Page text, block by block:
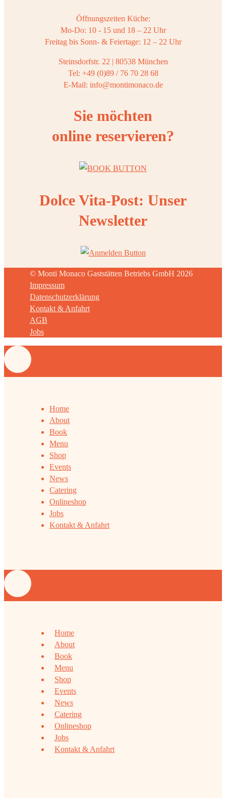
Öffnungszeiten Küche:
Mo-Do: 10 - 15 und 18 – 22 Uhr
Freitag bis Sonn- & Feiertage: 12 – 22 Uhr
Steinsdorfstr. 22 | 80538 München
Tel: +49 (0)89 / 76 70 28 68
E-Mail: info@montimonaco.de
Sie möchten
online reservieren?
Dolce Vita-Post: Unser
Newsletter
© Monti Monaco Gaststätten Betriebs GmbH 2026
Impressum
Datenschutzerklärung
Kontakt & Anfahrt
AGB
Jobs
Home
About
Book
Menu
Shop
Events
News
Catering
Onlineshop
Jobs
Kontakt & Anfahrt
Home
About
Book
Menu
Shop
Events
News
Catering
Onlineshop
Jobs
Kontakt & Anfahrt